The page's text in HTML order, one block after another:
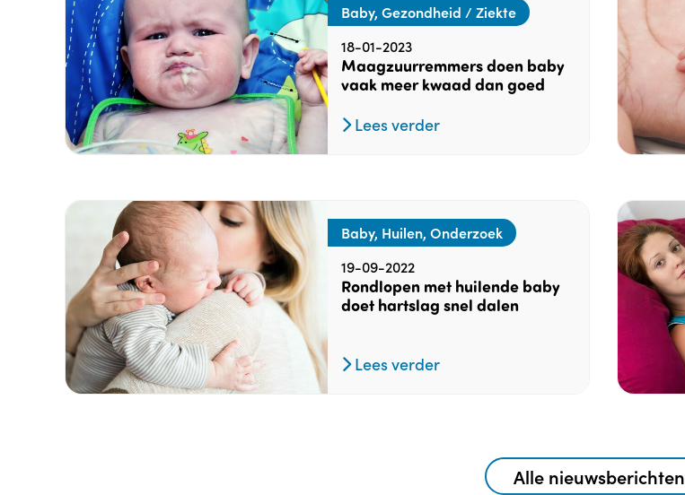
Baby, Gezondheid / Ziekte
18-01-2023
Maagzuurremmers doen baby
vaak meer kwaad dan goed
Lees verder
Baby, Huilen, Onderzoek
19-09-2022
Rondlopen met huilende baby
doet hartslag snel dalen
Lees verder
Alle nieuwsberichten